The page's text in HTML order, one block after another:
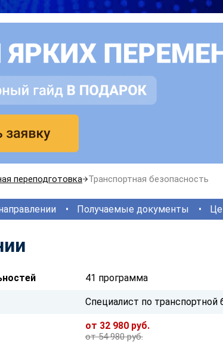
переподготовка Транспортная безопасность
Получаемые документы
41 программа
Специалист по транспортной
от 32 980 руб.
от 54 980 руб.